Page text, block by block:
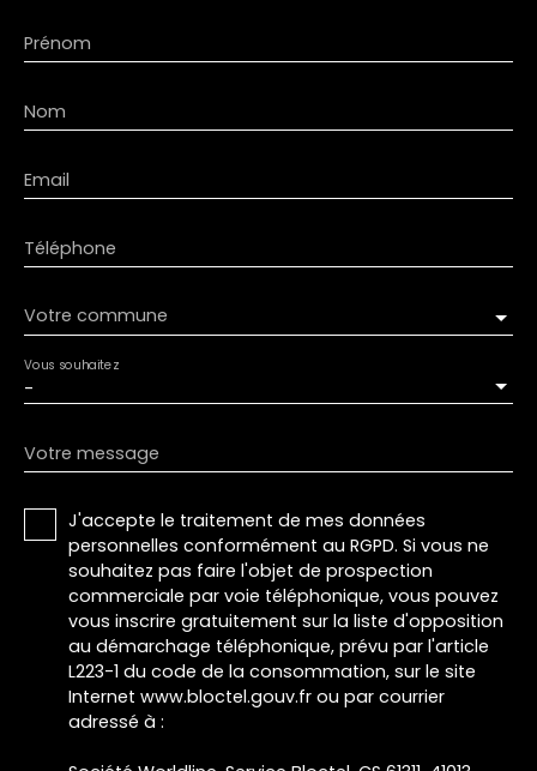
Prénom
Nom
Email
Téléphone
Votre commune
-
Vous souhaitez
Votre message
J'accepte le traitement de mes données
personnelles conformément au RGPD. Si vous ne
souhaitez pas faire l'objet de prospection
commerciale par voie téléphonique, vous pouvez
vous inscrire gratuitement sur la liste d'opposition
au démarchage téléphonique, prévu par l'article
L223-1 du code de la consommation, sur le site
Internet www.bloctel.gouv.fr ou par courrier
adressé à :